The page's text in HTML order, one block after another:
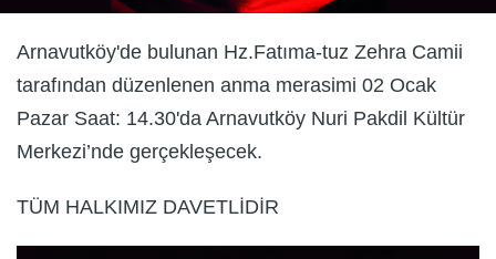
Arnavutköy'de bulunan Hz.Fatıma-tuz Zehra Camii
tarafından düzenlenen anma merasimi 02 Ocak
Pazar Saat: 14.30'da Arnavutköy Nuri Pakdil Kültür
Merkezi’nde gerçekleşecek.
TÜM HALKIMIZ DAVETLİDİR